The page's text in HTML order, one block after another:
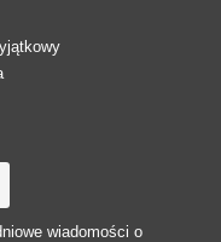
wiadomości o